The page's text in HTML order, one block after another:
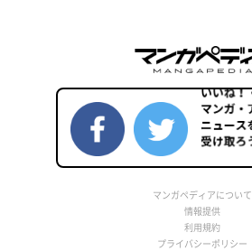
マンガペディアについて
情報提供
利用規約
プライバシーポリシー